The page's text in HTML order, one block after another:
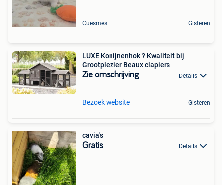
Cuesmes Gisteren
LUXE Konijnenhok ? Kwaliteit bij
Grootplezier Beaux clapiers
Zie omschrijving Details
Bezoek website Gisteren
cavia's
Gratis Details